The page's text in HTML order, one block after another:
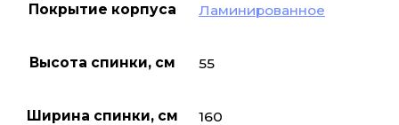
Покрытие корпуса Ламинированное
Высота спинки, см 55
Ширина спинки, см 160